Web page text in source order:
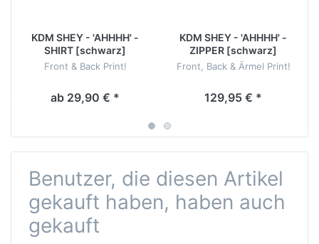
KDM SHEY - 'AHHHH' -
SHIRT [schwarz]
Front & Back Print!
ab 29,90 € *
KDM SHEY - 'AHHHH' -
ZIPPER [schwarz]
Front, Back & Ärmel Print!
129,95 € *
Benutzer, die diesen Artikel
gekauft haben, haben auch
gekauft